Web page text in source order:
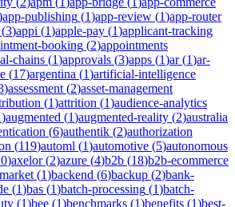
app-publishing (1)app-review (1)app-router
(3)appi (1)apple-pay (1)applicant-tracking
booking (2)appointments
chains (1)approvals (3)apps (1)ar(1)ar-
(17)argentina (1)artificial-intelligence
)assessment (2)asset-management
(1)attrition (1)audience-analytics
)augmented (1)augmented-reality (2)australia
(6)authentik (2)authorization
(119)automl (1)automotive (5)autonomous
)axelor(2)azure (4)b2b (18)b2b-ecommerce
(1)backend (6)backup (2)bank-
(1)bas (1)batch-processing (1)batch-
(1)bee (1)benchmarks (1)benefits (1)best-